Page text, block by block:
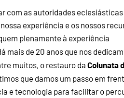
com as autoridades
experiência e os nossos
plenamente à experiência
mais de 20 anos que nos
muitos, o restauro daColunata
que damos um passo em
e tecnologia para facilitar o